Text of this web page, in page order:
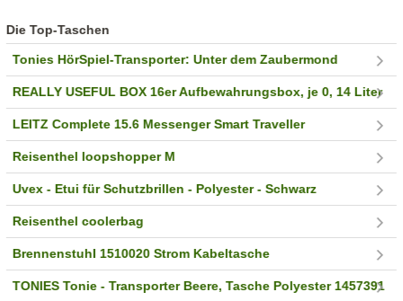
Die Top-Taschen
Tonies HörSpiel-Transporter: Unter dem Zaubermond
REALLY USEFUL BOX 16er Aufbewahrungsbox, je 0, 14 Liter
LEITZ Complete 15.6 Messenger Smart Traveller
Reisenthel loopshopper M
Uvex - Etui für Schutzbrillen - Polyester - Schwarz
Reisenthel coolerbag
Brennenstuhl 1510020 Strom Kabeltasche
TONIES Tonie - Transporter Beere, Tasche Polyester 1457391